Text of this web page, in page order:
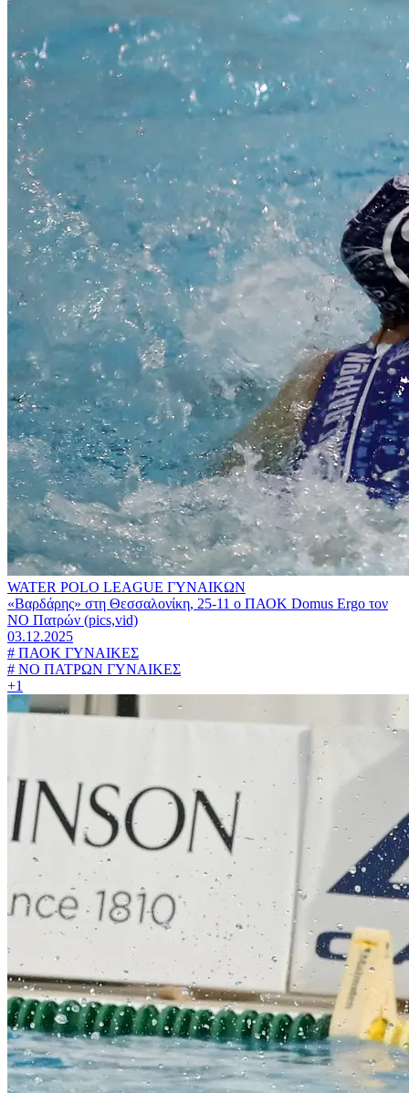
WATER POLO LEAGUE ΓΥΝΑΙΚΩΝ
«Βαρδάρης» στη Θεσσαλονίκη, 25-11 ο ΠΑΟΚ Domus Ergo τον
ΝΟ Πατρών (pics,vid)
03.12.2025
# ΠΑΟΚ ΓΥΝΑΙΚΕΣ
# ΝΟ ΠΑΤΡΩΝ ΓΥΝΑΙΚΕΣ
+1